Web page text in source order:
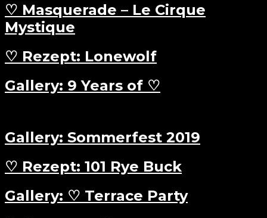
♡ Masquerade – Le Cirque
Mystique
♡ Rezept: Lonewolf
Gallery: 9 Years of ♡
Gallery: Sommerfest 2019
♡ Rezept: 101 Rye Buck
Gallery: ♡ Terrace Party